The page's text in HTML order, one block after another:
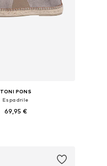
TONI PONS
Espadrile
69,95 €